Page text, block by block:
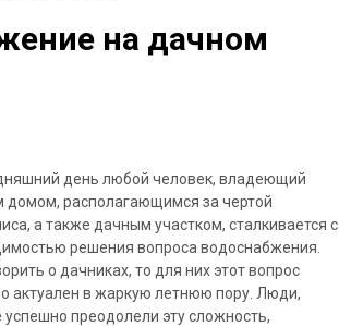
на дачном
день любой человек, владеющий
домом, располагающимся за чертой
а также дачным участком, сталкивается с
решения вопроса водоснабжения.
о дачниках, то для них этот вопрос
актуален в жаркую летнюю пору. Люди,
успешно преодолели эту сложность,